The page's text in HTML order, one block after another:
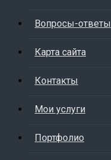
Вопросы-ответы
Карта сайта
Контакты
Мои услуги
Портфолио